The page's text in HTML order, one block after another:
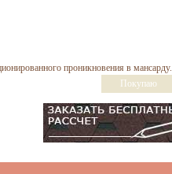
проникновения в мансарду.